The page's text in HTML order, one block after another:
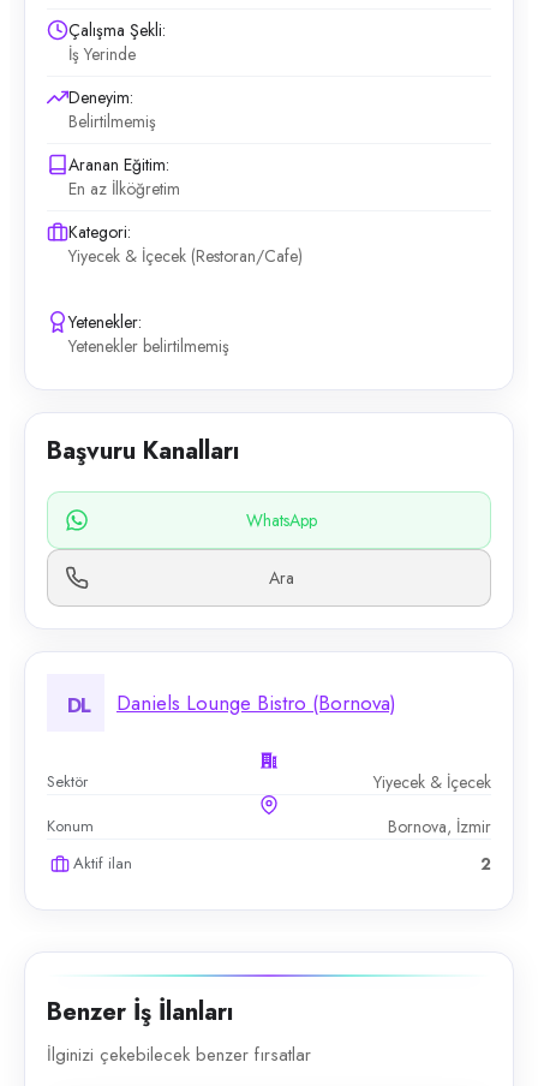
Çalışma Şekli:
İş Yerinde
Deneyim:
Belirtilmemiş
Aranan Eğitim:
En az İlköğretim
Kategori:
Yiyecek & İçecek (Restoran/Cafe)
Yetenekler:
Yetenekler belirtilmemiş
Başvuru Kanalları
WhatsApp
Ara
DL Daniels Lounge Bistro (Bornova)
Sektör Yiyecek & İçecek
Konum Bornova, İzmir
Aktif ilan 2
Benzer İş İlanları
İlginizi çekebilecek benzer fırsatlar